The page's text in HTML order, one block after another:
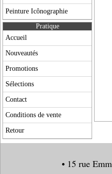
Peinture Icônographie
Pratique
Accueil
Nouveautés
Promotions
Sélections
Contact
Conditions de vente
Retour
• 15 rue